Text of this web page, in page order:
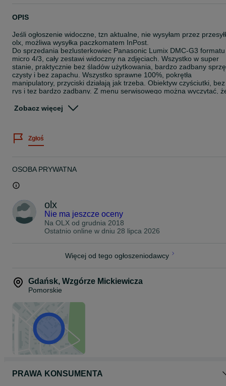
OPIS
Jeśli ogłoszenie widoczne, tzn aktualne, nie wysyłam przez
olx, możliwa wysyłka paczkomatem InPost.
Do sprzedania bezlusterkowiec Panasonic Lumix DMC-G3 formatu
micro 4/3, cały zestawi widoczny na zdjęciach. Wszystko w super
stanie, praktycznie bez śladów użytkowania, bardzo zadbany
czysty i bez zapachu. Wszystko sprawne 100%, pokrętła
manipulatory, przyciski działają jak trzeba. Obiektyw czyściutki, bez
rys i tez bardzo zadbany. Z menu serwisowego można wyczytać,
tylko 352 razy a lampa błyskowa zrobiła 645 błysków. Przyklejona
ultradźwięków, zapis filmów Full HD 1920x1080, a w trybie super
szybkim może robić zdjęcia 20kl/s. Jest bardzo lekki, całość waży
* Aparat Panasonic Lumix DMC-G3
* osłona i dekielek obiektywu
* pasek do zawieszenia
* Oryginalna ładowarka DE-A94
* przewód zasilający
* adapter karty pamięci
Zobacz więcej
Zgłoś
OSOBA PRYWATNA
olx
Nie ma jeszcze oceny
Na OLX od grudnia 2018
Ostatnio online w dniu 28 lipca 2026
Więcej od tego ogłoszeniodawcy
Gdańsk, Wzgórze Mickiewicza
Pomorskie
PRAWA KONSUMENTA